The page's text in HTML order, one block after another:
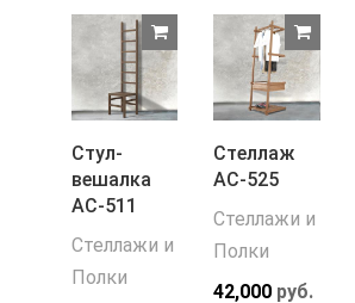
Стул-
вешалка
АС-511
Стеллажи и
Полки
Стеллаж
АС-525
Стеллажи и
Полки
42,000 руб.